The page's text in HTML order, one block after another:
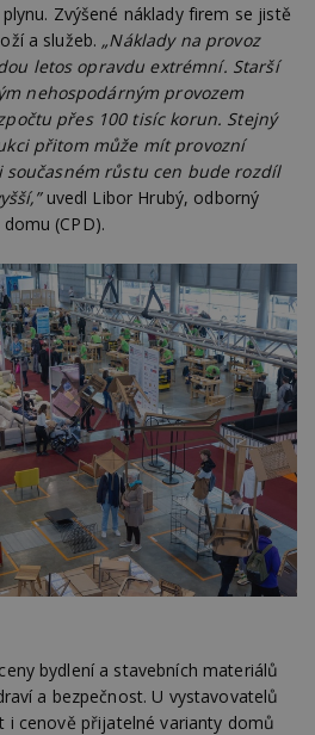
Zvýšené náklady firem se jistě
a služeb. „Náklady na provoz
letos opravdu extrémní. Starší
nehospodárným provozem
přes 100 tisíc korun. Stejný
přitom může mít provozní
růstu cen bude rozdíl
uvedl Libor Hrubý, odborný
(CPD).
bydlení a stavebních materiálů
a bezpečnost. U vystavovatelů
i cenově přijatelné varianty domů